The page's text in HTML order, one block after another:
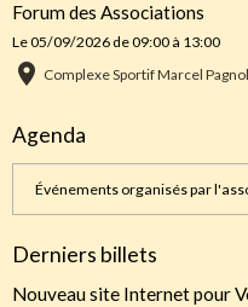
Forum des Associations
Le 05/09/2026de 09:00 à 13:00
Complexe Sportif Marcel
Agenda
Événements organisés par
Derniers billets
Nouveau site Internet pour